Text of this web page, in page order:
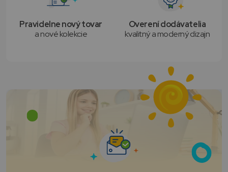
Pravidelne nový tovar
a nové kolekcie
Overení dodávatelia
kvalitný a moderný dizajn